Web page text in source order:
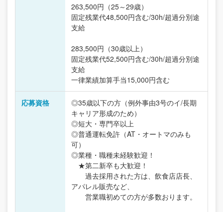
263,500円（25～29歳）
固定残業代48,500円含む/30h/超過分別途
支給
283,500円（30歳以上）
固定残業代52,500円含む/30h/超過分別途
支給
一律業績加算手当15,000円含む
応募資格
◎35歳以下の方（例外事由3号のイ/長期
キャリア形成のため）
◎短大・専門卒以上
◎普通運転免許（AT・オートマのみも
可）
◎業種・職種未経験歓迎！
★第二新卒も大歓迎！
過去採用された方は、飲食店店長、
アパレル販売など、
営業職初めての方が多数おります。